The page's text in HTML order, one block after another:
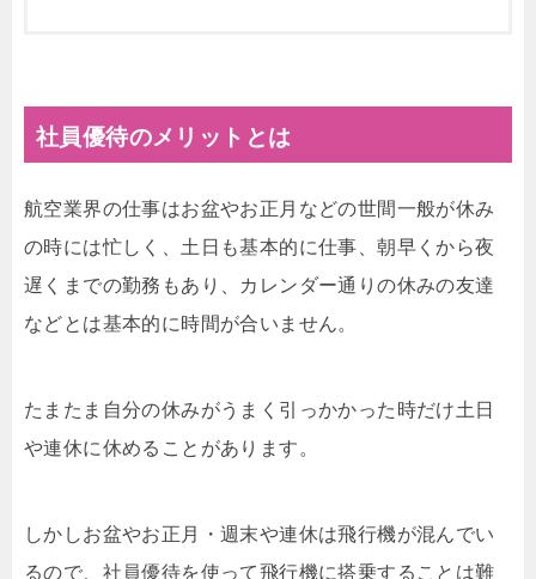
社員優待のメリットとは
航空業界の仕事はお盆やお正月などの世間一般が休み
の時には忙しく、土日も基本的に仕事、朝早くから夜
遅くまでの勤務もあり、カレンダー通りの休みの友達
などとは基本的に時間が合いません。
たまたま自分の休みがうまく引っかかった時だけ土日
や連休に休めることがあります。
しかしお盆やお正月・週末や連休は飛行機が混んでい
るので、社員優待を使って飛行機に搭乗することは難